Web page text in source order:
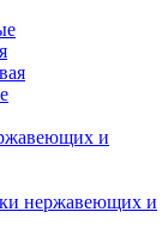
и
нержавеющих и